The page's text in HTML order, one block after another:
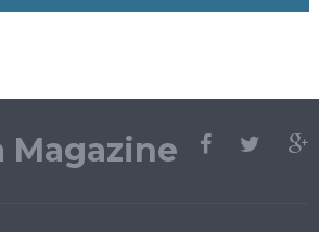
Magazine